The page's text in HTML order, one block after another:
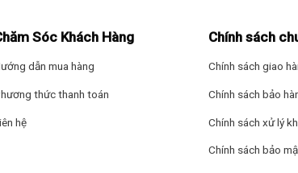
Sóc Khách Hàng
dẫn mua hàng
thức thanh toán
hệ
Chính sách
Chính sách giao
Chính sách bảo
Chính sách xử lý
Chính sách bảo